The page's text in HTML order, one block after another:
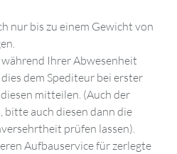
nur bis zu einem Gewicht von
Ihrer Abwesenheit
dem Spediteur bei erster
mitteilen. (Auch der
bitte auch diesen dann die
prüfen lassen).
Aufbauservice für zerlegte